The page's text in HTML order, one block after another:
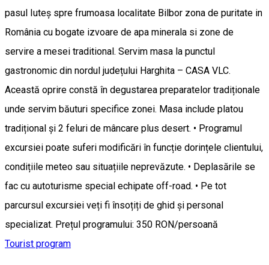
pasul Iuteș spre frumoasa localitate Bilbor zona de puritate in
România cu bogate izvoare de apa minerala si zone de
servire a mesei traditional. Servim masa la punctul
gastronomic din nordul județului Harghita – CASA VLC.
Această oprire constă în degustarea preparatelor tradiționale
unde servim băuturi specifice zonei. Masa include platou
tradițional și 2 feluri de mâncare plus desert. • Programul
excursiei poate suferi modificări în funcție dorințele clientului,
condițiile meteo sau situațiile neprevăzute. • Deplasările se
fac cu autoturisme special echipate off-road. • Pe tot
parcursul excursiei veți fi însoțiți de ghid și personal
specializat. Prețul programului: 350 RON/persoană
Tourist program